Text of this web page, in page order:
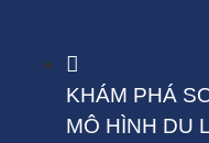
KHÁM PHÁ
MÔ HÌNH DU